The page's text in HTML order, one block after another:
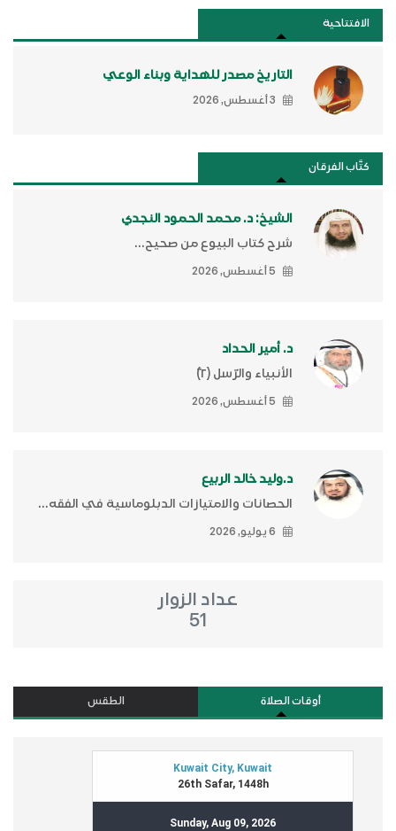
الافتتاحية
التاريخ مصدر للهداية وبناء الوعي
3 أغسطس, 2026
كتَّاب الفرقان
الشيخ: د. محمد الحمود النجدي
شرح كتاب البيوع من صحيح...
5 أغسطس, 2026
د. أمير الحداد
الأنبياء والرّسل (٢)ّ
5 أغسطس, 2026
د.وليد خالد الربيع
الحصانات والامتيازات الدبلوماسية في الفقه...
6 يوليو, 2026
عداد الزوار
51
أوقات الصلاة الطقس